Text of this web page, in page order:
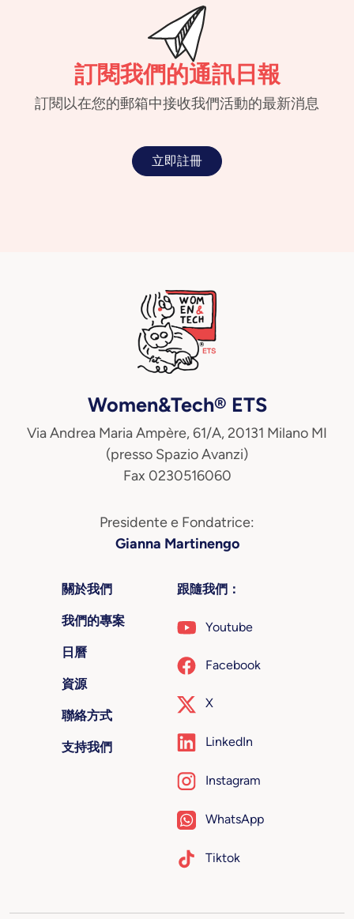
訂閱我們的通訊日報
訂閱以在您的郵箱中接收我們活動的最新消息
立即註冊
Women&Tech® ETS
Via Andrea Maria Ampère, 61/A, 20131 Milano MI
(presso Spazio Avanzi)
Fax 0230516060
Presidente e Fondatrice:
Gianna Martinengo
關於我們
我們的專案
日曆
資源
聯絡方式
支持我們
跟隨我們：
Youtube
Facebook
X
LinkedIn
Instagram
WhatsApp
Tiktok